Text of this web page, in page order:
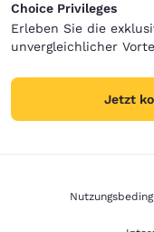
Choice Privileges
Erleben Sie die
unvergleichlicher
Jetzt